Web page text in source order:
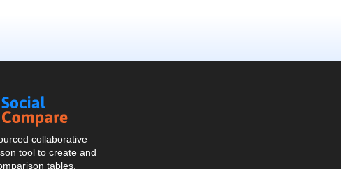
collaborative
tool to create and
tables.